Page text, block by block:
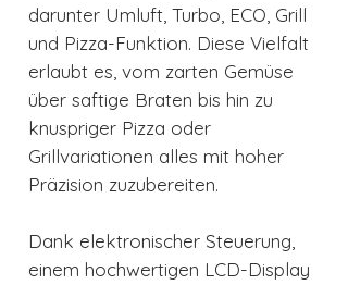
darunter Umluft, Turbo, ECO, Grill
und Pizza-Funktion. Diese Vielfalt
erlaubt es, vom zarten Gemüse
über saftige Braten bis hin zu
knuspriger Pizza oder
Grillvariationen alles mit hoher
Präzision zuzubereiten.
Dank elektronischer Steuerung,
einem hochwertigen LCD-Display